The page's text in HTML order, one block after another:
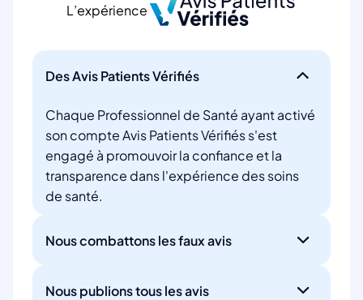
L’expérience
Des Avis Patients Vérifiés
Chaque Professionnel de Santé ayant activé
son compte Avis Patients Vérifiés s'est
engagé à promouvoir la confiance et la
transparence dans l'expérience des soins
de santé.
Nous combattons les faux avis
Nous publions tous les avis